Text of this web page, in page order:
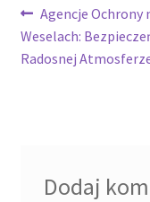
Nawigacja
wpisu
Poprzedni
wpis:
Agencje Ochrony
Weselach:
Radosnej
Dodaj